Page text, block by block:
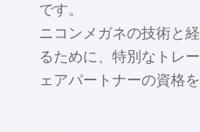
です。
ニコンメガネの技術と
るために、特別なトレ
ェアパートナーの資格